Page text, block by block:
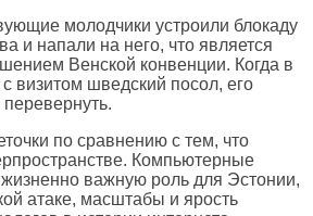
молодчики устроили блокаду
и напали на него, что является
Венской конвенции. Когда в
визитом шведский посол, его
по сравнению с тем, что
Компьютерные
важную роль для Эстонии,
атаке, масштабы и ярость